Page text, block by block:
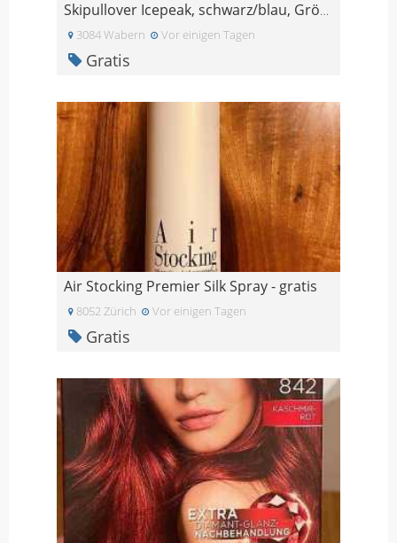
Skipullover Icepeak, schwarz/blau, Grösse M
3084 Wabern Vor einigen Tagen
Gratis
Air Stocking Premier Silk Spray - gratis
8052 Zürich Vor einigen Tagen
Gratis